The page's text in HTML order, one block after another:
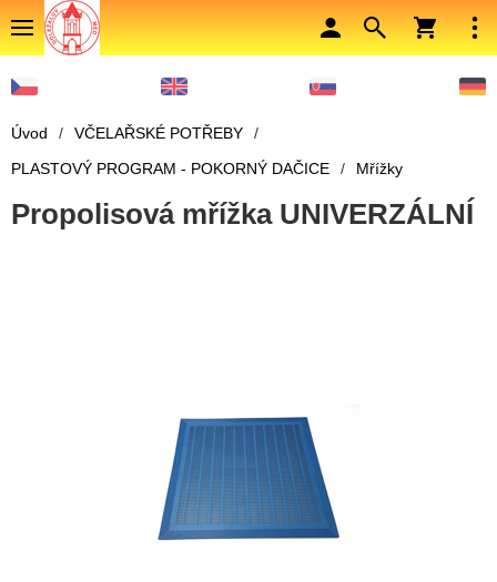
Úvod / VČELAŘSKÉ POTŘEBY
/
PLASTOVÝ PROGRAM - POKORNÝ DAČICE
/ Mřížky
Propolisová mřížka UNIVERZÁLNÍ